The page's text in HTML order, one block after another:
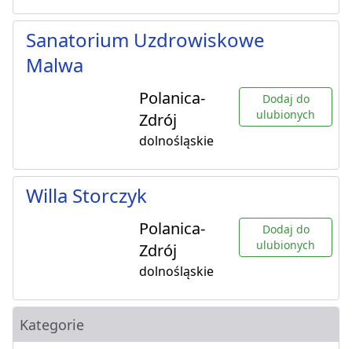
Sanatorium Uzdrowiskowe
Malwa
Polanica-
Zdrój
dolnośląskie
Dodaj do
ulubionych
Willa Storczyk
Polanica-
Zdrój
dolnośląskie
Dodaj do
ulubionych
Kategorie